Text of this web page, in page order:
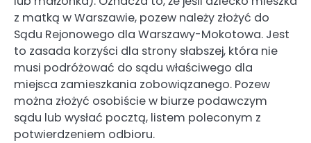
z matką w Warszawie, pozew należy złożyć do
Sądu Rejonowego dla Warszawy-Mokotowa. Jest
to zasada korzyści dla strony słabszej, która nie
musi podróżować do sądu właściwego dla
miejsca zamieszkania zobowiązanego. Pozew
można złożyć osobiście w biurze podawczym
sądu lub wysłać pocztą, listem poleconym z
potwierdzeniem odbioru.